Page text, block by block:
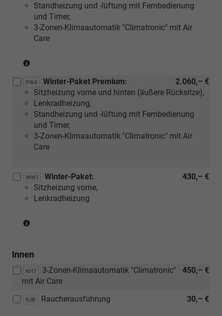
Standheizung und -lüftung mit Fernbedienung
und Timer,
3-Zonen-Klimaautomatik "Climatronic" mit Air
Care
Verbinding
mit:
[W51]
Sonderangebotspaket
"Komfort")
PW4 2.060,– €
Winter-Paket Premium:
Sitzheizung vorne und hinten (äußere Rücksitze),
Lenkradheizung,
Standheizung und -lüftung mit Fernbedienung
und Timer,
3-Zonen-Klimaautomatik "Climatronic" mit Air
Care
WW1 430,– €
Winter-Paket:
Sitzheizung vorne,
Lenkradheizung
Innen
KH7 450,– €
3-Zonen-Klimaautomatik "Climatronic"
mit Air Care
9JB 30,– €
Raucherausführung